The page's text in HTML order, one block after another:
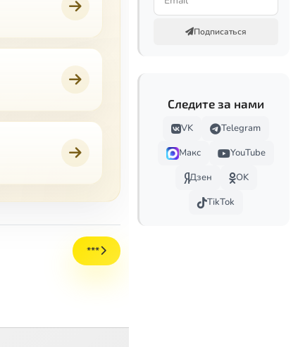
***
Подписаться
Следите за нами
VK
Telegram
Макс
YouTube
Дзен
OK
TikTok